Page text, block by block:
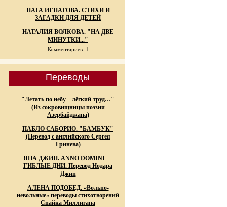
НАТА ИГНАТОВА. СТИХИ И
ЗАГАДКИ ДЛЯ ДЕТЕЙ
НАТАЛИЯ ВОЛКОВА. "НА ДВЕ
МИНУТКИ..."
Комментариев: 1
Переводы
"Летать по небу – лёгкий труд…"
(Из сокровищницы поэзии
Азербайджана)
ПАБЛО САБОРИО. "БАМБУК"
(Перевод с английского Сергея
Гринева)
ЯНА ДЖИН. ANNO DOMINI —
ГИБЛЫЕ ДНИ. Перевод Нодара
Джин
АЛЕНА ПОДОБЕД. «Вольно-
невольные» переводы стихотворений
Спайка Миллигана